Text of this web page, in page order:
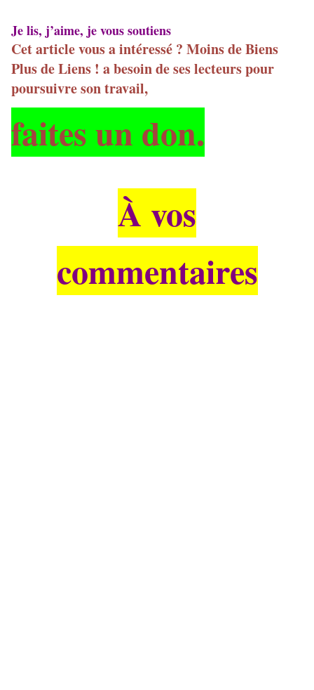
Je lis, j’aime, je vous soutiens
Cet article vous a intéressé ? Moins de Biens
Plus de Liens ! a besoin de ses lecteurs pour
poursuivre son travail,
faites un don.
À vos
commentaires